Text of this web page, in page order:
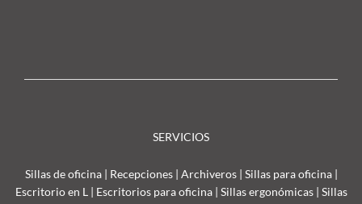
SERVICIOS
Sillas de oficina| Recepciones| Archiveros| Sillas para oficina|
Escritorio en L | Escritorios para oficina| Sillas ergonómicas| Sillas